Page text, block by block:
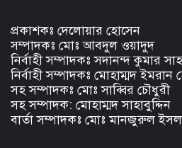
প্রকাশকঃ দেলোয়ার হোসেন
সম্পাদকঃ মোঃ আবদুল ওয়াদুদ
নির্বাহী সম্পাদকঃ সদানন্দ কুমার
নির্বাহী সম্পাদকঃ মোহাম্মদ ইমরান
সহ সম্পাদকঃ মোঃ সাব্বির চৌধুরী
সহ সম্পাদক: মোহাম্মদ সাহাবুদ্দিন
বার্তা সম্পাদকঃ মোঃ মানজুরুল